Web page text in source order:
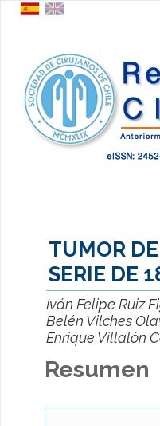
TUMOR
SERIE DE
Iván Felipe Ruiz
Belén Vilches
Enrique Villalón
Resumen